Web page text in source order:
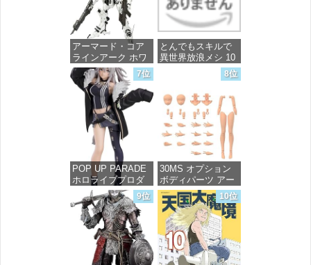
価格：¥4,800
アーマード・コア
ラインアーク ホワ
イト・グリント 全
高約160mm 1/72ス
ケール プラモデル
価格：¥7,367
とんでもスキルで
異世界放浪メシ 10
(ガルドコミックス)
価格：¥726
7位
POP UP PARADE
ホロライブプロダ
クション 獅白ぼた
ん ノンスケール プ
ラスチック製 塗装
済み完成品フィギ
価格：¥4,676
8位
30MS オプション
ボディパーツ アー
ムパーツ&レッグパ
ーツ [カラーC] 色
分け済みプラモデ
ル
価格：¥1,949
9位 10位